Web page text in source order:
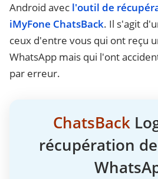
Android avec l'outil de
iMyFone ChatsBack. Il s'agit
ceux d'entre vous qui ont reçu
WhatsApp mais qui l'ont
par erreur.
ChatsBack
récupération